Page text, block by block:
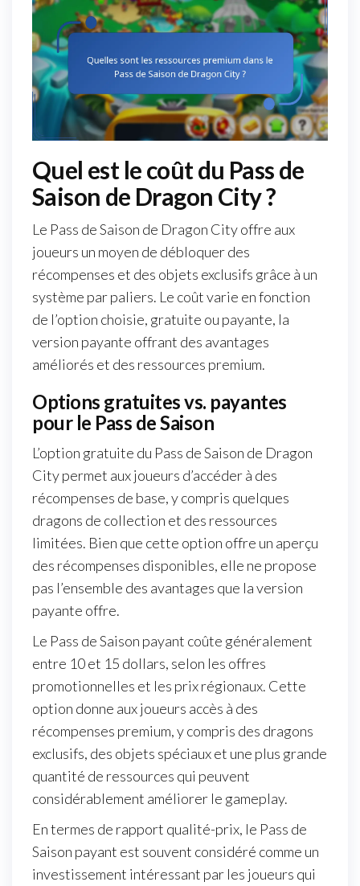
Quel est le coût du Pass de
Saison de Dragon City ?
Le Pass de Saison de Dragon City offre aux
joueurs un moyen de débloquer des
récompenses et des objets exclusifs grâce à un
système par paliers. Le coût varie en fonction
de l’option choisie, gratuite ou payante, la
version payante offrant des avantages
améliorés et des ressources premium.
Options gratuites vs. payantes
pour le Pass de Saison
L’option gratuite du Pass de Saison de Dragon
City permet aux joueurs d’accéder à des
récompenses de base, y compris quelques
dragons de collection et des ressources
limitées. Bien que cette option offre un aperçu
des récompenses disponibles, elle ne propose
pas l’ensemble des avantages que la version
payante offre.
Le Pass de Saison payant coûte généralement
entre 10 et 15 dollars, selon les offres
promotionnelles et les prix régionaux. Cette
option donne aux joueurs accès à des
récompenses premium, y compris des dragons
exclusifs, des objets spéciaux et une plus grande
quantité de ressources qui peuvent
considérablement améliorer le gameplay.
En termes de rapport qualité-prix, le Pass de
Saison payant est souvent considéré comme un
investissement intéressant par les joueurs qui